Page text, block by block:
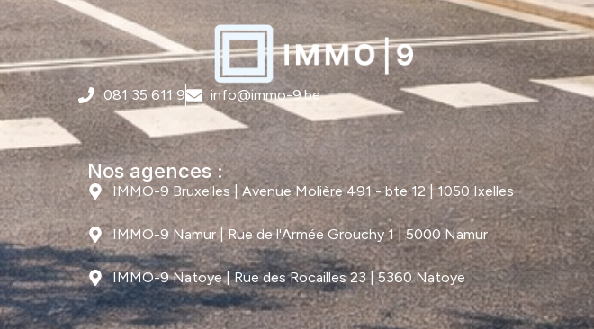
081 35 611 9 info@immo-9.be
Nos agences :
IMMO-9 Bruxelles | Avenue Molière 491 - bte 12 | 1050 Ixelles
IMMO-9 Namur | Rue de l'Armée Grouchy 1 | 5000 Namur
IMMO-9 Natoye | Rue des Rocailles 23 | 5360 Natoye